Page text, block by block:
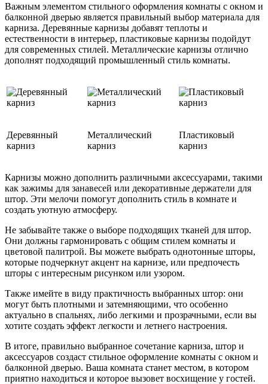
Важным элементом стильного оформления комнаты с окном и
балконной дверью является правильный выбор материала для
карниза. Деревянные карнизы добавят теплоты и
естественности в интерьер, пластиковые карнизы подойдут
для современных стилей. Металлические карнизы отлично
дополнят подходящий промышленный стиль комнаты.
Деревянный
карниз
Металлический
карниз
Пластиковый
карниз
Карнизы можно дополнить различными аксессуарами, такими
как зажимы для занавесей или декоративные держатели для
штор. Эти мелочи помогут дополнить стиль в комнате и
создать уютную атмосферу.
Не забывайте также о выборе подходящих тканей для штор.
Они должны гармонировать с общим стилем комнаты и
цветовой палитрой. Вы можете выбрать однотонные шторы,
которые подчеркнут акцент на карнизе, или предпочесть
шторы с интересным рисунком или узором.
Также имейте в виду практичность выбранных штор: они
могут быть плотными и затемняющими, что особенно
актуально в спальнях, либо легкими и прозрачными, если вы
хотите создать эффект легкости и летнего настроения.
В итоге, правильно выбранное сочетание карниза, штор и
аксессуаров создаст стильное оформление комнаты с окном и
балконной дверью. Ваша комната станет местом, в котором
приятно находиться и которое вызовет восхищение у гостей.